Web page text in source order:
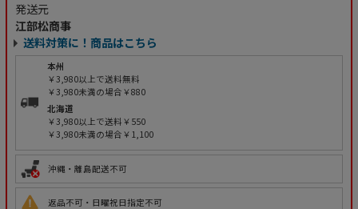
発送元
江部松商事
送料対策に！商品はこちら
本州
￥3,980以上で送料無料
￥3,980未満の場合￥880
北海道
￥3,980以上で送料￥550
￥3,980未満の場合￥1,100
沖縄・離島配送不可
返品不可・日曜祝日指定不可